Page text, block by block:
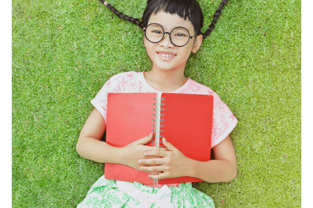
商品を探す
メガネ
レンズ
サングラス
補聴器